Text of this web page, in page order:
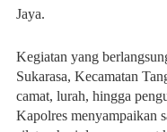
Jaya.
Kegiatan yang
Sukarasa, Kecamatan
camat, lurah, hingga
Kapolres menyampaikan